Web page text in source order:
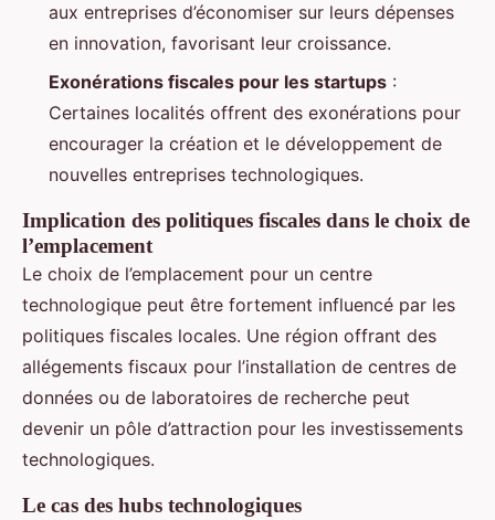
aux entreprises d’économiser sur leurs dépenses
en innovation, favorisant leur croissance.
Exonérations fiscales pour les startups :
Certaines localités offrent des exonérations pour
encourager la création et le développement de
nouvelles entreprises technologiques.
Implication des politiques fiscales dans le choix de
l’emplacement
Le choix de l’emplacement pour un centre
technologique peut être fortement influencé par les
politiques fiscales locales. Une région offrant des
allégements fiscaux pour l’installation de centres de
données ou de laboratoires de recherche peut
devenir un pôle d’attraction pour les investissements
technologiques.
Le cas des hubs technologiques